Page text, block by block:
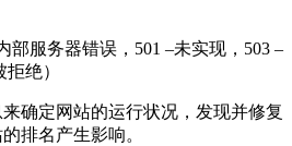
部服务器错误，501 –未实现，503 –
绝）
确定网站的运行状况，发现并修复
排名产生影响。